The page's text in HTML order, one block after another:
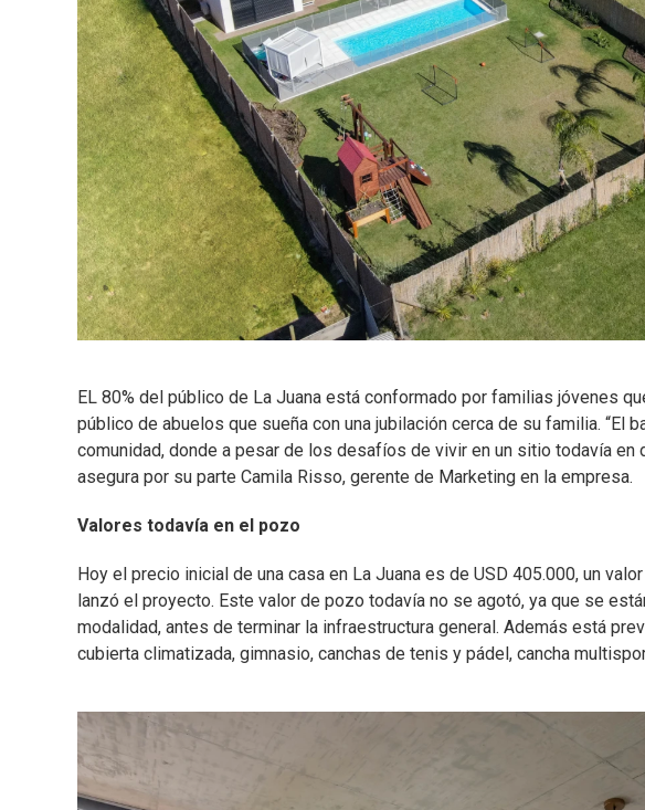
EL 80% del público de La Juana está conformado por familias jóvenes
público de abuelos que sueña con una jubilación cerca de su familia. “El
comunidad, donde a pesar de los desafíos de vivir en un sitio todavía en
asegura por su parte Camila Risso, gerente de Marketing en la empresa.
Valores todavía en el pozo
Hoy el precio inicial de una casa en La Juana es de USD 405.000, un
lanzó el proyecto. Este valor de pozo todavía no se agotó, ya que se
modalidad, antes de terminar la infraestructura general. Además está
cubierta climatizada, gimnasio, canchas de tenis y pádel, cancha